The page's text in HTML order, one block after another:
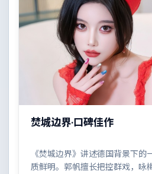
焚城边界·口碑佳作
《焚城边界》讲述德国背景下的
质鲜明。郭帆擅长把控群戏，咏